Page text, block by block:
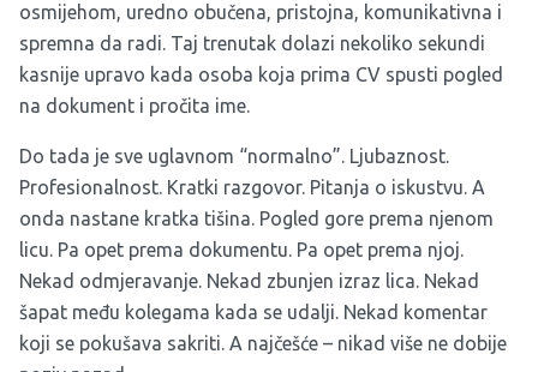
osmijehom, uredno obučena, pristojna, komunikativna i
spremna da radi. Taj trenutak dolazi nekoliko sekundi
kasnije upravo kada osoba koja prima CV spusti pogled
na dokument i pročita ime.
Do tada je sve uglavnom “normalno”. Ljubaznost.
Profesionalnost. Kratki razgovor. Pitanja o iskustvu. A
onda nastane kratka tišina. Pogled gore prema njenom
licu. Pa opet prema dokumentu. Pa opet prema njoj.
Nekad odmjeravanje. Nekad zbunjen izraz lica. Nekad
šapat među kolegama kada se udalji. Nekad komentar
koji se pokušava sakriti. A najčešće – nikad više ne dobije